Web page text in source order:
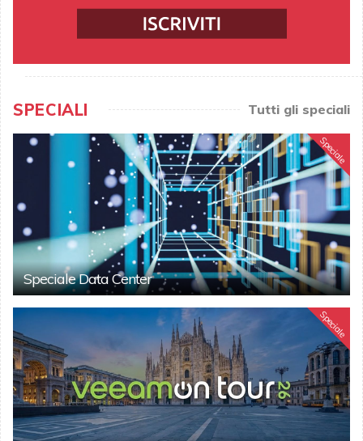
SPECIALI Tutti gli speciali
Speciale
Speciale Data Center
Speciale